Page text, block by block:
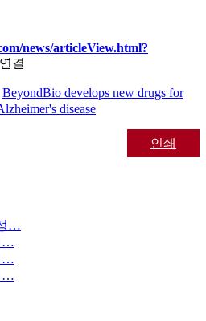
news/articleView.html?
결
BeyondBio develops new drugs for
disease
인쇄
…
…
…
…